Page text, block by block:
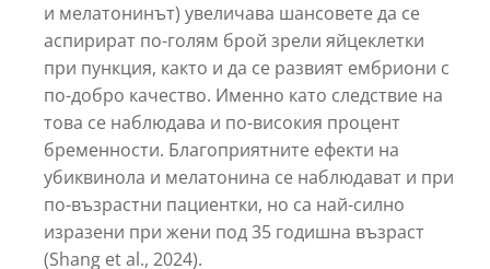
и мелатонинът) увеличава шансовете да се
аспирират по-голям брой зрели яйцеклетки
при пункция, както и да се развият ембриони с
по-добро качество. Именно като следствие на
това се наблюдава и по-високия процент
бременности. Благоприятните ефекти на
убиквинола и мелатонина се наблюдават и при
по-възрастни пациентки, но са най-силно
изразени при жени под 35 годишна възраст
(Shang et al., 2024).